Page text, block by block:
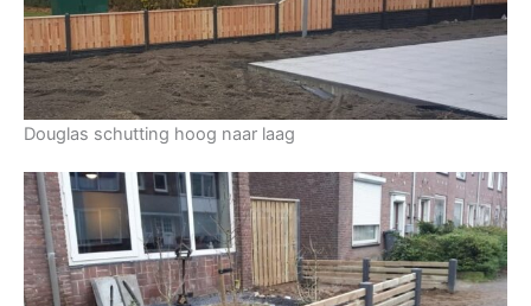
Douglas schutting hoog naar laag